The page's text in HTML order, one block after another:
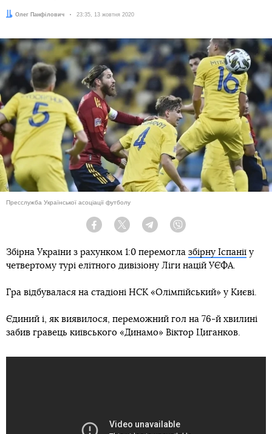
Автор:
Олег Панфілович Дата:
23:35, 13 жовтня 2020
Пресслужба Української асоціації футболу
Facebook Twitter Telegram
Збірна України з рахунком 1:0 перемогла збірну Іспанії у
четвертому турі елітного дивізіону Ліги націй УЄФА.
Гра відбувалася на стадіоні НСК «Олімпійський» у Києві.
Єдиний і, як виявилося, переможний гол на 76-й хвилині
забив гравець київського «Динамо» Віктор Циганков.